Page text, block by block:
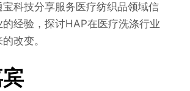
科技分享服务医疗纺织品领域信
经验，探讨HAP在医疗洗涤行业
改变。